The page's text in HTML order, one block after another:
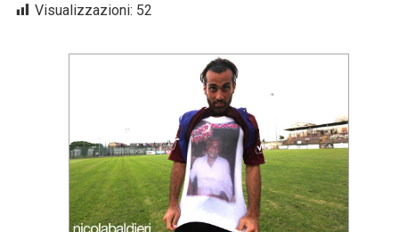
Visualizzazioni: 52